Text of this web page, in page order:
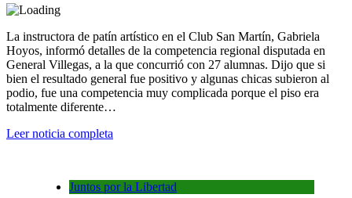
La instructora de patín artístico en el Club San Martín, Gabriela
Hoyos, informó detalles de la competencia regional disputada en
General Villegas, a la que concurrió con 27 alumnas. Dijo que si
bien el resultado general fue positivo y algunas chicas subieron al
podio, fue una competencia muy complicada porque el piso era
totalmente diferente…
Leer noticia completa
Juntos por la Libertad